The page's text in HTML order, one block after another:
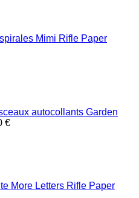
Mimi Rifle Paper
autocollants Garden
€
More Letters Rifle Paper